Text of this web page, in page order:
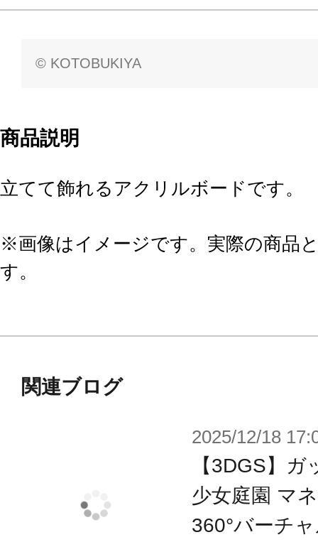
© KOTOBUKIYA
商品説明
立てて飾れるアクリルボードです。
※画像はイメージです。実際の商品
す。
関連ブログ
2025/12/18
【3DGS】
少女庭園 マ
360°バーチ